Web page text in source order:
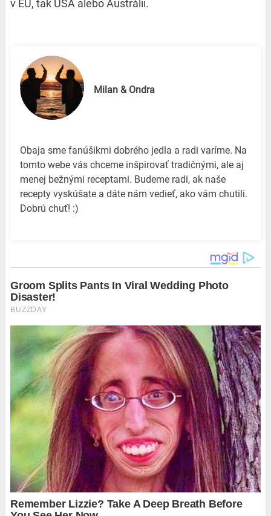
v EÚ, tak USA alebo Austrálii.
Milan & Ondra
Obaja sme fanúšikmi dobrého jedla a radi varíme. Na
tomto webe vás chceme inšpirovať tradičnými, ale aj
menej bežnými receptami. Budeme radi, ak naše
recepty vyskúšate a dáte nám vedieť, ako vám chutili.
Dobrú chuť! :)